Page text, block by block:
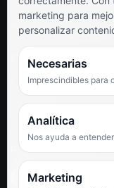
Términos y condiciones
Preguntas frecuentes
SÍGUENOS
Facebook
TikTok
PUNTUACIÓN DE 4,6
marketing para
personalizar
Necesarias
Imprescindibles para
Analítica
Nos ayuda a
Marketing